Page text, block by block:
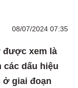
08/07/2024 07:35
được xem là
dấu hiệu
ở giai đoạn